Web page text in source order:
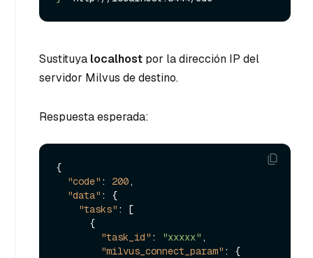
Sustituya localhost por la dirección IP del
servidor Milvus de destino.
Respuesta esperada:
{
"code" : 200,
"data" :
{
"tasks" :
[
{
"task_id" : "xxxxx" ,
"milvus_connect_param" : {